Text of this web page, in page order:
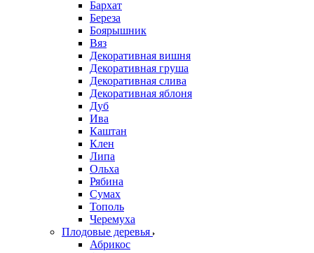
Бархат
Береза
Боярышник
Вяз
Декоративная вишня
Декоративная груша
Декоративная слива
Декоративная яблоня
Дуб
Ива
Каштан
Клен
Липа
Ольха
Рябина
Сумах
Тополь
Черемуха
Плодовые деревья
Абрикос